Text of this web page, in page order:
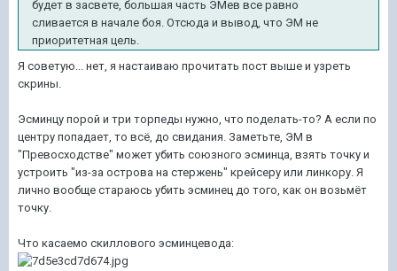
будет в засвете, большая часть ЭМев все равно
сливается в начале боя. Отсюда и вывод, что ЭМ не
приоритетная цель.
Я советую... нет, я настаиваю прочитать пост выше и узреть
скрины.
Эсминцу порой и три торпеды нужно, что поделать-то? А если по
центру попадает, то всё, до свидания. Заметьте, ЭМ в
"Превосходстве" может убить союзного эсминца, взять точку и
устроить "из-за острова на стержень" крейсеру или линкору. Я
лично вообще стараюсь убить эсминец до того, как он возьмёт
точку.
Что касаемо скиллового эсминцевода: